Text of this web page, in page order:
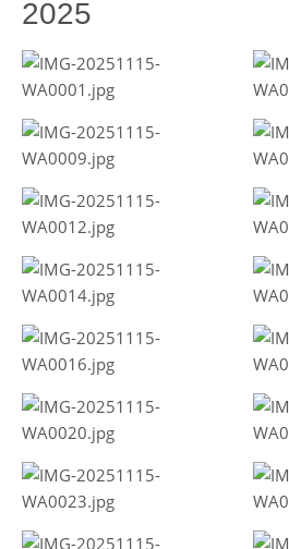
2025